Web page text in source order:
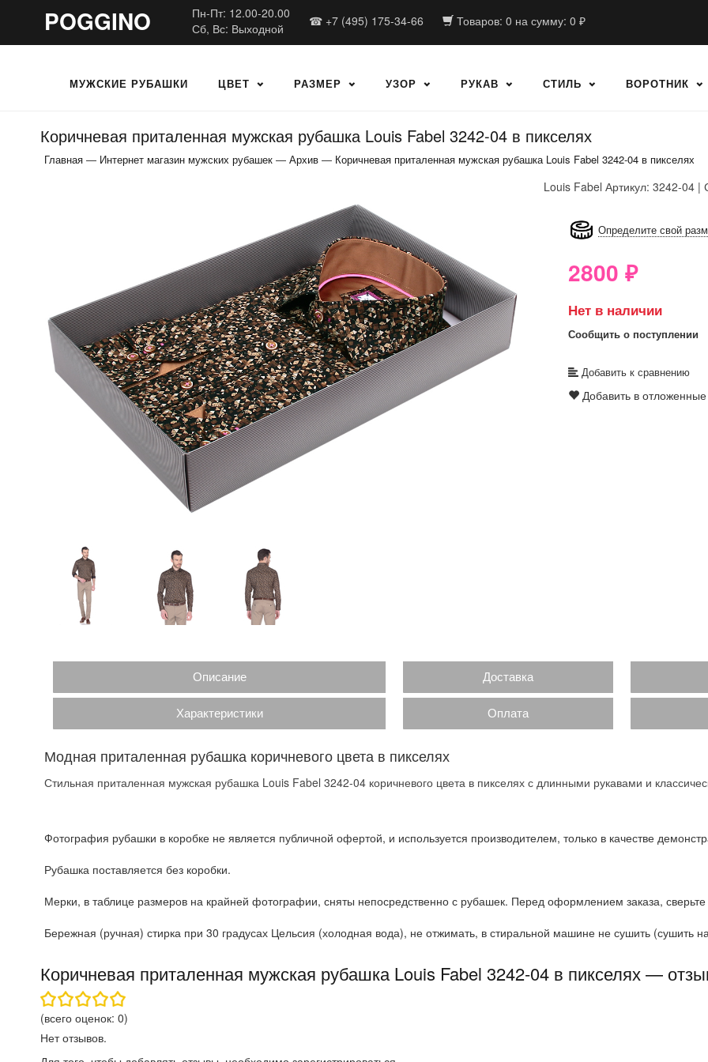
POGGINO
Пн-Пт: 12.00-20.00
Сб, Вс: Выходной
☎ +7 (495) 175-34-66 Товаров: 0 на сумму: 0 ₽
МУЖСКИЕ РУБАШКИ ЦВЕТ РАЗМЕР УЗОР РУКАВ СТИЛЬ ВОРОТНИК
Коричневая приталенная мужская рубашка Louis Fabel 3242-04 в пикселях
Главная — Интернет магазин мужских рубашек — Архив — Коричневая приталенная мужская рубашка Louis Fabel 3242-04 в пикселях
Louis Fabel Артикул: 3242-04 |
Определите свой
2800 ₽
Нет в наличии
Сообщить о поступлении
Добавить к сравнению
Добавить в отложенные
Описание Доставка
Характеристики Оплата
Модная приталенная рубашка коричневого цвета в пикселях
Стильная приталенная мужская рубашка Louis Fabel 3242-04 коричневого цвета в пикселях с длинными рукавами и
Фотография рубашки в коробке не является публичной офертой, и используется производителем, только в качестве
Рубашка поставляется без коробки.
Мерки, в таблице размеров на крайней фотографии, сняты непосредственно с рубашек. Перед оформлением заказа,
Бережная (ручная) стирка при 30 градусах Цельсия (холодная вода), не отжимать, в стиральной машине не сушить (сушить
Коричневая приталенная мужская рубашка Louis Fabel 3242-04 в пикселях —
(всего оценок: 0)
Нет отзывов.